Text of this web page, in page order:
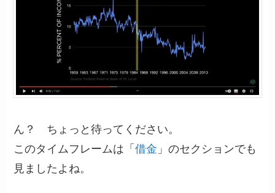
ん？ ちょっと待ってください。
このタイムフレームは「借金 」のセクションでも
見ましたよね。